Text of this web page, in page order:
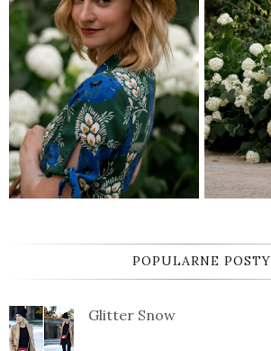
POPULARNE POSTY
Glitter Snow